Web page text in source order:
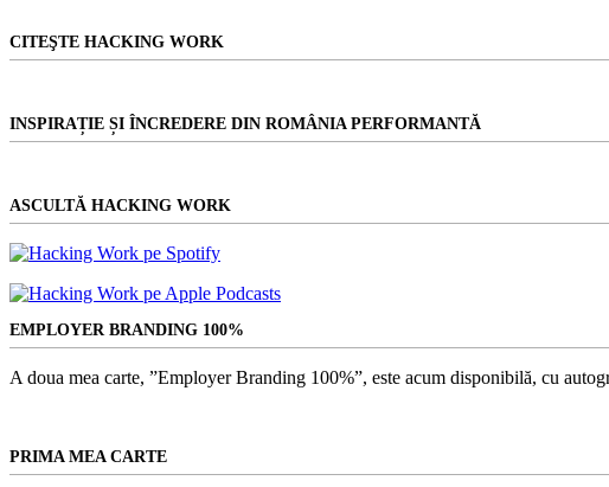
CITEŞTE HACKING WORK
INSPIRAȚIE ȘI ÎNCREDERE DIN ROMÂNIA PERFORMANTĂ
ASCULTĂ HACKING WORK
EMPLOYER BRANDING 100%
A doua mea carte, ”Employer Branding 100%”, este acum disponibilă, cu
PRIMA MEA CARTE